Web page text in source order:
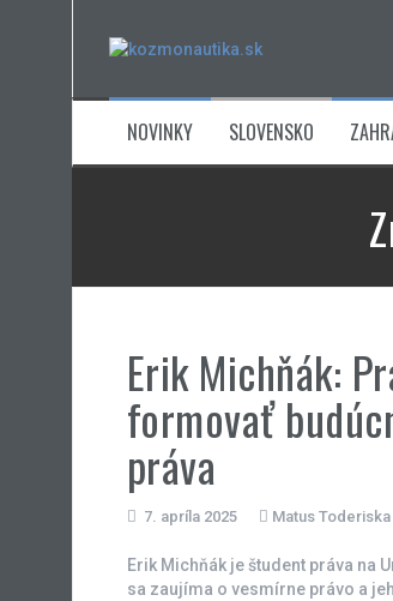
NOVINKY SLOVENSKO
Erik Michňák:
formovať
práva
7. apríla 2025 Matus Toderiska
Erik Michňák je študent práva na
sa zaujíma o vesmírne právo a